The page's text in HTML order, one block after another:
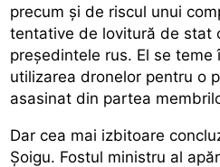
precum și de riscul unui
tentative de lovitură de stat
președintele rus. El se
utilizarea dronelor pentru o
asasinat din partea
Dar cea mai izbitoare
Șoigu. Fostul ministru al